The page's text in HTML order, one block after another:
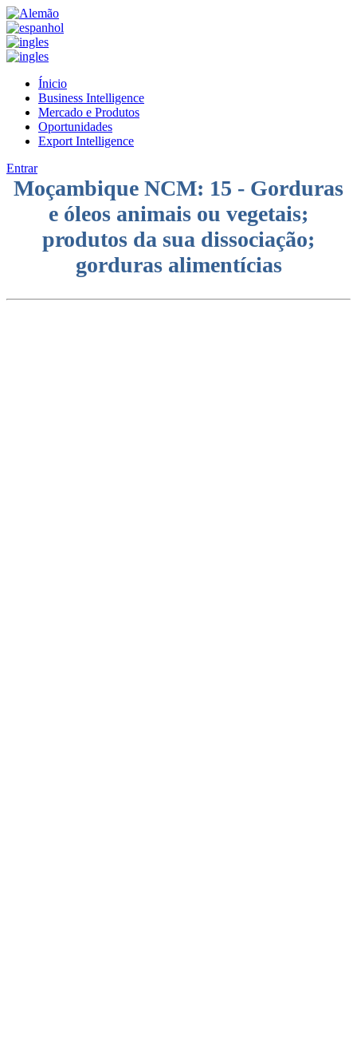
Ínicio
Business Intelligence
Mercado e Produtos
Oportunidades
Export Intelligence
Entrar
Moçambique NCM: 15 - Gorduras
e óleos animais ou vegetais;
produtos da sua dissociação;
gorduras alimentícias